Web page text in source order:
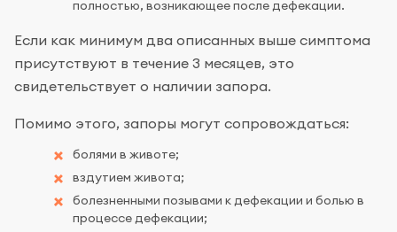
полностью, возникающее после дефекации.
Если как минимум два описанных выше симптома
присутствуют в течение 3 месяцев, это
свидетельствует о наличии запора.
Помимо этого, запоры могут сопровождаться:
болями в животе;
вздутием живота;
болезненными позывами к дефекации и болью в
процессе дефекации;